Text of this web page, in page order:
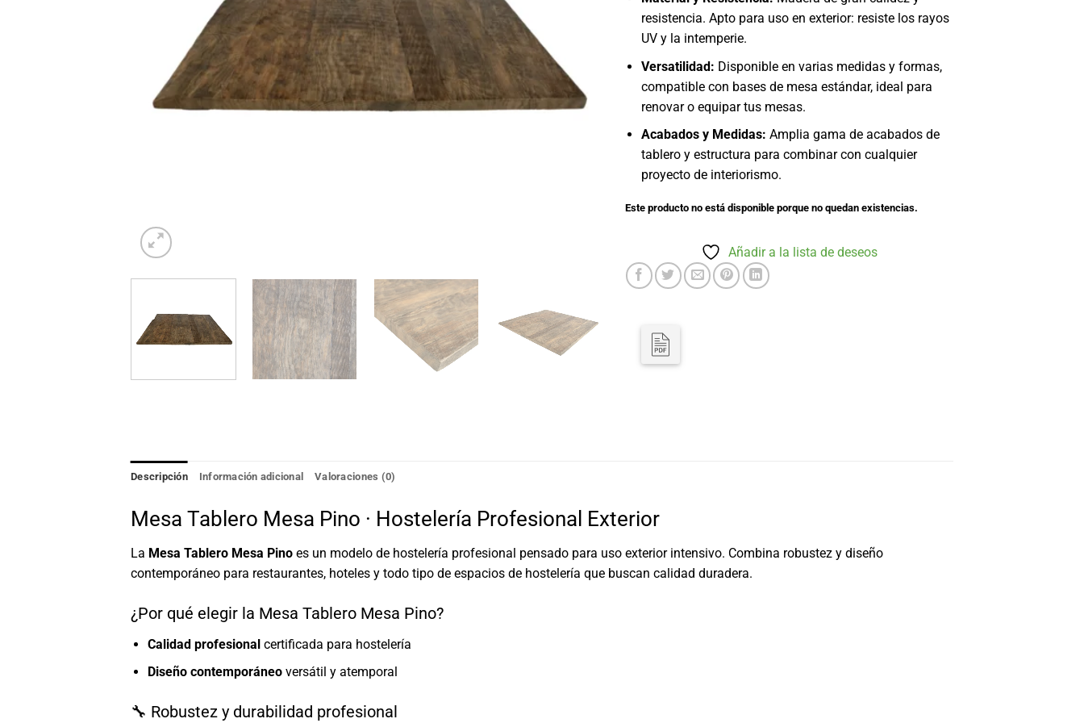
resistencia. Apto para uso en exterior: resiste los rayos
UV y la intemperie.
Versatilidad: Disponible en varias medidas y formas,
compatible con bases de mesa estándar, ideal para
renovar o equipar tus mesas.
Acabados y Medidas: Amplia gama de acabados de
tablero y estructura para combinar con cualquier
proyecto de interiorismo.
Este producto no está disponible porque no quedan existencias.
Añadir a la lista de deseos
Descripción Información adicional Valoraciones (0)
Mesa Tablero Mesa Pino · Hostelería Profesional Exterior
La Mesa Tablero Mesa Pino es un modelo de hostelería profesional pensado para uso exterior intensivo. Combina robustez y diseño
contemporáneo para restaurantes, hoteles y todo tipo de espacios de hostelería que buscan calidad duradera.
¿Por qué elegir la Mesa Tablero Mesa Pino?
Calidad profesionalcertificada para hostelería
Diseño contemporáneoversátil y atemporal
🔧 Robustez y durabilidad profesional